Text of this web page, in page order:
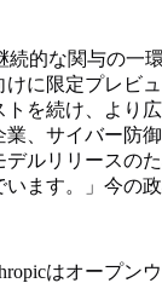
続的な関与の一
に限定プレビ
を続け、より
、サイバー防
ルリリースの
ます。」今の
はオープン